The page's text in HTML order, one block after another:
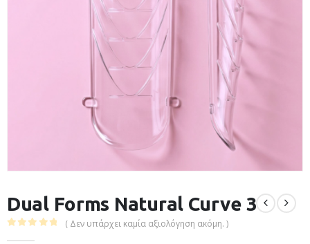
Dual Forms Natural Curve 3
( Δεν υπάρχει καμία αξιολόγηση ακόμη. )